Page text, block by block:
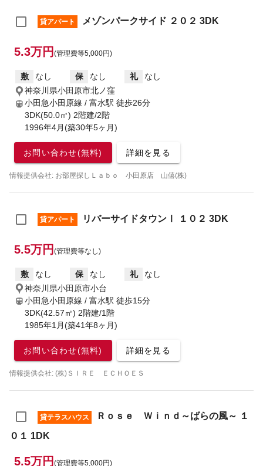
貸アパート メゾンパークサイド ２０２ 3DK
5.3万円 (管理費等5,000円)
敷 なし 保 なし 礼
なし
神奈川県小田原市北ノ窪
小田急小田原線 / 富水駅 徒歩26分
3DK(50.0㎡) 2階建/2階
1996年4月(築30年5ヶ月)
お問い合わせ(無料) 詳細を見る
情報提供会社: お部屋探しＬａｂｏ 小田原店 山僖(株)
貸アパート リバーサイドタウンⅠ １０２ 3DK
5.5万円 (管理費等なし)
敷 なし 保 なし 礼
なし
神奈川県小田原市小台
小田急小田原線 / 富水駅 徒歩15分
3DK(42.57㎡) 2階建/1階
1985年1月(築41年8ヶ月)
お問い合わせ(無料) 詳細を見る
情報提供会社: (株)ＳＩＲＥ ＥＣＨＯＥＳ
貸テラスハウス
Ｒｏｓｅ Ｗｉｎｄ～ばらの風～ １
０１ 1DK
5.5万円 (管理費等5,000円)